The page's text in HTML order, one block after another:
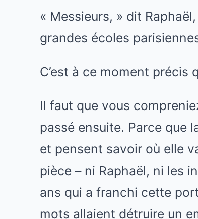
« Messieurs, » dit
grandes écoles
C’est à ce moment précis
Il faut que vous
passé ensuite. Parce que
et pensent savoir où elle
pièce – ni Raphaël, ni les
ans qui a franchi cette
mots allaient détruire un